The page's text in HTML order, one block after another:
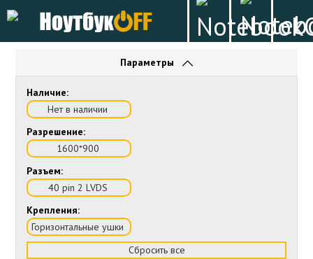
Параметры
Наличие:
Нет в наличии
Разрешение:
1600*900
Разъем:
40 pin 2 LVDS
Крепления:
Горизонтальные ушки
Сбросить все